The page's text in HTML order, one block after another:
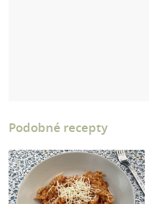
Podobné recepty